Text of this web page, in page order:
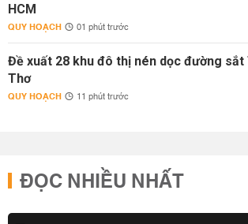
HCM
QUY HOẠCH 01 phút trước
Đề xuất 28 khu đô thị nén dọc đường sắt
Thơ
QUY HOẠCH 11 phút trước
ĐỌC NHIỀU NHẤT